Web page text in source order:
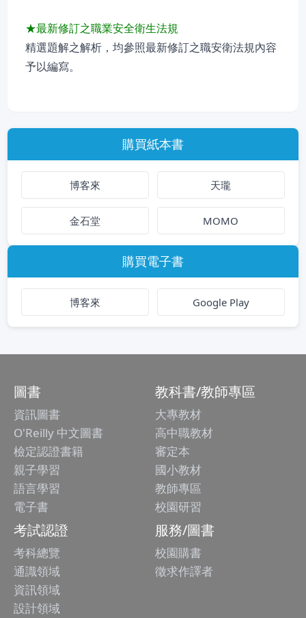
★最新修訂之職業安全衛生法規
精選題解之解析，均參照最新修訂之職安衛法規內容
予以編寫。
購買紙本書
博客來 天瓏
金石堂 MOMO
購買電子書
博客來 Google Play
圖書
資訊圖書
O'Reilly 中文圖書
檢定認證書籍
親子學習
語言學習
電子書
教科書/教師專區
大專教材
高中職教材
審定本
國小教材
教師專區
校園研習
考試認證
考科總覽
通識領域
資訊領域
設計領域
服務/圖書
校園購書
徵求作譯者